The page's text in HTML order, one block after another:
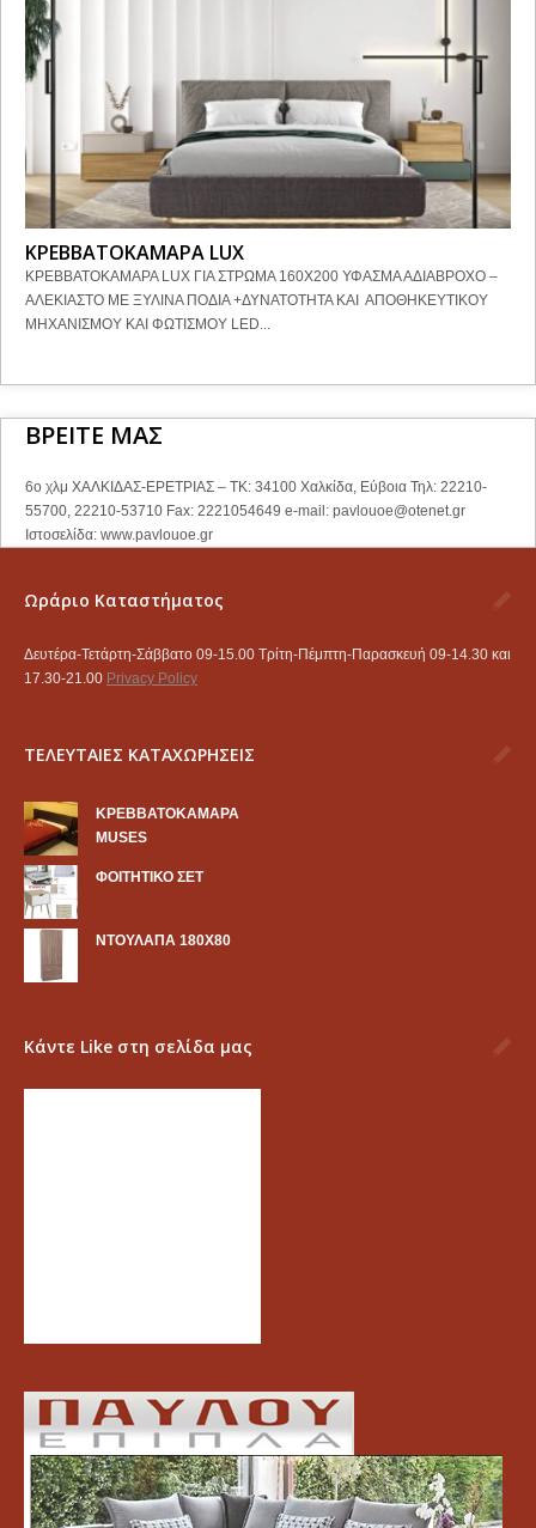
ΚΡΕΒΒΑΤΟΚΑΜΑΡΑ LUX
ΚΡΕΒΒΑΤΟΚΑΜΑΡΑ LUX ΓΙΑ ΣΤΡΩΜΑ 160Χ200 ΥΦΑΣΜΑ ΑΔΙΑΒΡΟΧΟ –
ΑΛΕΚΙΑΣΤΟ ΜΕ ΞΥΛΙΝΑ ΠΟΔΙΑ +ΔΥΝΑΤΟΤΗΤΑ ΚΑΙ ΑΠΟΘΗΚΕΥΤΙΚΟΥ
ΜΗΧΑΝΙΣΜΟΥ ΚΑΙ ΦΩΤΙΣΜΟΥ LED...
ΒΡΕΙΤΕ ΜΑΣ
6ο χλμ ΧΑΛΚΙΔΑΣ-ΕΡΕΤΡΙΑΣ – ΤΚ: 34100 Χαλκίδα, Εύβοια Τηλ: 22210-
55700, 22210-53710 Fax: 2221054649 e-mail: pavlouoe@otenet.gr
Ιστοσελίδα: www.pavlouoe.gr
Ωράριο Καταστήματος
Δευτέρα-Τετάρτη-Σάββατο 09-15.00 Τρίτη-Πέμπτη-Παρασκευή 09-14.30 και
17.30-21.00 Privacy Policy
ΤΕΛΕΥΤΑΙΕΣ ΚΑΤΑΧΩΡΗΣΕΙΣ
KΡΕΒΒΑΤΟΚΑΜΑΡΑ
MUSES
ΦΟΙΤΗΤΙΚΟ ΣΕΤ
ΝΤΟΥΛΑΠΑ 180Χ80
Κάντε Like στη σελίδα μας